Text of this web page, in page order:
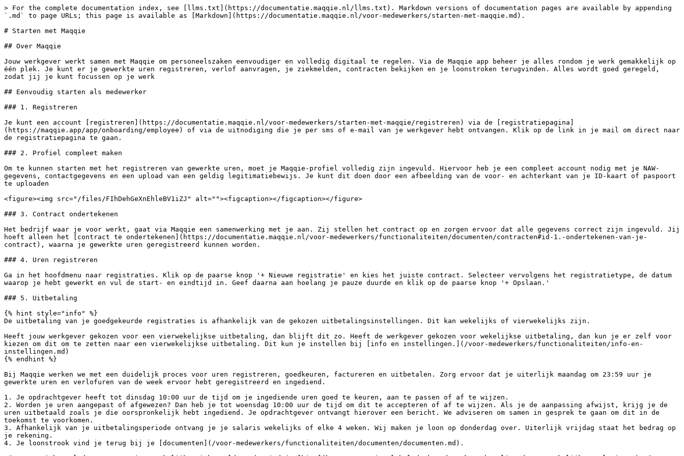
> For the complete documentation index, see [llms.txt](https://documentatie.maqqie.nl/llms.txt). Markdown versions of documentation pages are available by appending
`.md` to page URLs; this page is available as [Markdown](https://documentatie.maqqie.nl/voor-medewerkers/starten-met-maqqie.md).
# Starten met Maqqie
## Over Maqqie
Jouw werkgever werkt samen met Maqqie om personeelszaken eenvoudiger en volledig digitaal te regelen. Via de Maqqie app beheer je alles rondom je werk gemakkelijk op
één plek. Je kunt er je gewerkte uren registreren, verlof aanvragen, je ziekmelden, contracten bekijken en je loonstroken terugvinden. Alles wordt goed geregeld,
zodat jij je kunt focussen op je werk
## Eenvoudig starten als medewerker
### 1. Registreren
Je kunt een account [registreren](https://documentatie.maqqie.nl/voor-medewerkers/starten-met-maqqie/registreren) via de [registratiepagina]
(https://maqqie.app/app/onboarding/employee) of via de uitnodiging die je per sms of e-mail van je werkgever hebt ontvangen. Klik op de link in je mail om direct naar
de registratiepagina te gaan.
### 2. Profiel compleet maken
Om te kunnen starten met het registreren van gewerkte uren, moet je Maqqie-profiel volledig zijn ingevuld. Hiervoor heb je een compleet account nodig met je NAW-
gegevens, contactgegevens en een upload van een geldig legitimatiebewijs. Je kunt dit doen door een afbeelding van de voor- en achterkant van je ID-kaart of paspoort
te uploaden
<figure><img src="/files/FIhDehGeXnEhleBV1iZJ" alt=""><figcaption></figcaption></figure>
### 3. Contract ondertekenen
Het bedrijf waar je voor werkt, gaat via Maqqie een samenwerking met je aan. Zij stellen het contract op en zorgen ervoor dat alle gegevens correct zijn ingevuld. Jij
hoeft alleen het [contract te ondertekenen](https://documentatie.maqqie.nl/voor-medewerkers/functionaliteiten/documenten/contracten#id-1.-ondertekenen-van-je-
contract), waarna je gewerkte uren geregistreerd kunnen worden.
### 4. Uren registreren
Ga in het hoofdmenu naar registraties. Klik op de paarse knop '+ Nieuwe registratie' en kies het juiste contract. Selecteer vervolgens het registratietype, de datum
waarop je hebt gewerkt en vul de start- en eindtijd in. Geef daarna aan hoelang je pauze duurde en klik op de paarse knop '+ Opslaan.'
### 5. Uitbetaling
{% hint style="info" %}
De uitbetaling van je goedgekeurde registraties is afhankelijk van de gekozen uitbetalingsinstellingen. Dit kan wekelijks of vierwekelijks zijn.
Heeft jouw werkgever gekozen voor een vierwekelijkse uitbetaling, dan blijft dit zo. Heeft de werkgever gekozen voor wekelijkse uitbetaling, dan kun je er zelf voor
kiezen om dit om te zetten naar een vierwekelijkse uitbetaling. Dit kun je instellen bij [info en instellingen.](/voor-medewerkers/functionaliteiten/info-en-
instellingen.md)
{% endhint %}
Bij Maqqie werken we met een duidelijk proces voor uren registreren, goedkeuren, factureren en uitbetalen. Zorg ervoor dat je uiterlijk maandag om 23:59 uur je
gewerkte uren en verlofuren van de week ervoor hebt geregistreerd en ingediend.
1. Je opdrachtgever heeft tot dinsdag 10:00 uur de tijd om je ingediende uren goed te keuren, aan te passen of af te wijzen.
2. Worden je uren aangepast of afgewezen? Dan heb je tot woensdag 10:00 uur de tijd om dit te accepteren of af te wijzen. Als je de aanpassing afwijst, krijg je de
uren uitbetaald zoals je die oorspronkelijk hebt ingediend. Je opdrachtgever ontvangt hierover een bericht. We adviseren om samen in gesprek te gaan om dit in de
toekomst te voorkomen.
3. Afhankelijk van je uitbetalingsperiode ontvang je je salaris wekelijks of elke 4 weken. Wij maken je loon op donderdag over. Uiterlijk vrijdag staat het bedrag op
je rekening.
4. Je loonstrook vind je terug bij je [documenten](/voor-medewerkers/functionaliteiten/documenten/documenten.md).